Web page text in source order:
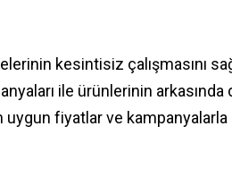
kesintisiz çalışmasını
ile ürünlerinin arkasında
uygun fiyatlar ve